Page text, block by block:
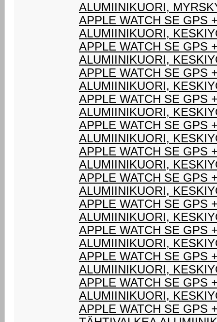
ALUMIINIKUORI,
APPLE WATCH SE GPS
ALUMIINIKUORI,
APPLE WATCH SE GPS
ALUMIINIKUORI,
APPLE WATCH SE GPS
ALUMIINIKUORI,
APPLE WATCH SE GPS
ALUMIINIKUORI,
APPLE WATCH SE GPS
ALUMIINIKUORI,
APPLE WATCH SE GPS
ALUMIINIKUORI,
APPLE WATCH SE GPS
ALUMIINIKUORI,
APPLE WATCH SE GPS
ALUMIINIKUORI,
APPLE WATCH SE GPS
ALUMIINIKUORI,
APPLE WATCH SE GPS
ALUMIINIKUORI,
APPLE WATCH SE GPS
ALUMIINIKUORI,
APPLE WATCH SE GPS